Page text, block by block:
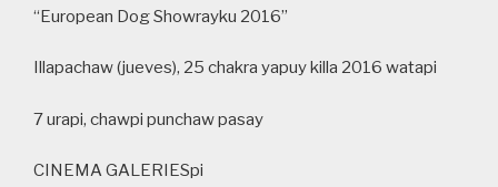
“European Dog Showrayku 2016”
Illapachaw (jueves), 25 chakra yapuy killa 2016 watapi
7 urapi, chawpi punchaw pasay
CINEMA GALERIESpi